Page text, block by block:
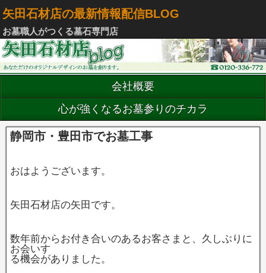
矢田石材店の最新情報配信BLOG
お墓職人がつくる墓石専門店
会社概要
心が強くなるお墓参りのチカラ
静岡市・豊田市でお墓工事
おはようございます。
矢田石材店の矢田です。
数年前からお付き合いのあるお客さまと、久しぶりに
お会いす
る機会がありました。